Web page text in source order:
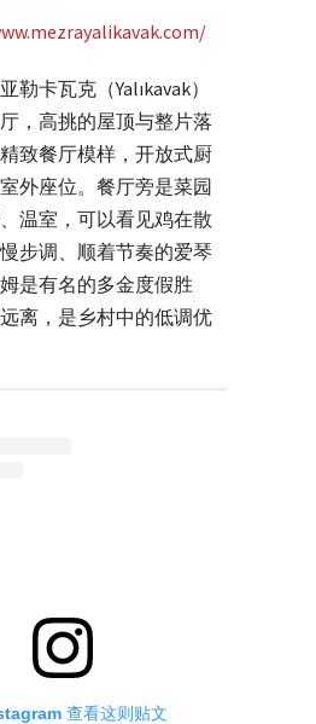
勒卡瓦克（Yalıkavak）
，高挑的屋顶与整片落
致餐厅模样，开放式厨
外座位。餐厅旁是菜园
温室，可以看见鸡在散
步调、顺着节奏的爱琴
是有名的多金度假胜
离，是乡村中的低调优
查看这则贴文